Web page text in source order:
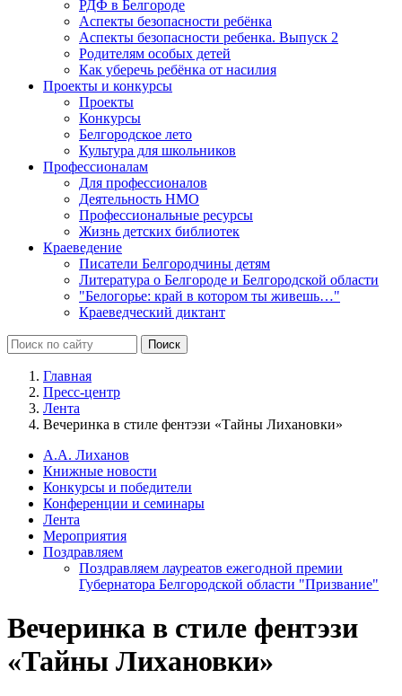
РДФ в Белгороде
Аспекты безопасности ребёнка
Аспекты безопасности ребенка. Выпуск 2
Родителям особых детей
Как уберечь ребёнка от насилия
Проекты и конкурсы
Проекты
Конкурсы
Белгородское лето
Культура для школьников
Профессионалам
Для профессионалов
Деятельность НМО
Профессиональные ресурсы
Жизнь детских библиотек
Краеведение
Писатели Белгородчины детям
Литература о Белгороде и Белгородской области
"Белогорье: край в котором ты живешь…"
Краеведческий диктант
Главная
Пресс-центр
Лента
Вечеринка в стиле фентэзи «Тайны Лихановки»
А.А. Лиханов
Книжные новости
Конкурсы и победители
Конференции и семинары
Лента
Мероприятия
Поздравляем
Поздравляем лауреатов ежегодной премии
Губернатора Белгородской области "Призвание"
Вечеринка в стиле фентэзи
«Тайны Лихановки»